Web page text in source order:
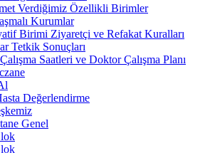
Verdiğimiz Özellikli Birimler
Kurumlar
Birimi Ziyaretçi ve Refakat Kuralları
Tetkik Sonuçları
Saatleri ve Doktor Çalışma Planı
Değerlendirme
Genel